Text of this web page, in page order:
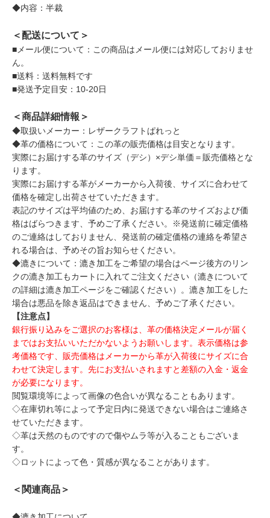
◆内容：半裁
＜配送について＞
■メール便について：この商品はメール便には対応しておりませ
ん。
■送料：送料無料です
■発送予定目安：10-20日
＜商品詳細情報＞
◆取扱いメーカー：レザークラフトぱれっと
◆革の価格について：この革の販売価格は目安となります。
実際にお届けする革のサイズ（デシ）×デシ単価＝販売価格とな
ります。
実際にお届けする革がメーカーから入荷後、サイズに合わせて
価格を確定し出荷させていただきます。
表記のサイズは平均値のため、お届けする革のサイズおよび価
格はばらつきます、予めご了承ください。※発送前に確定価格
のご連絡はしておりません、発送前の確定価格の連絡を希望さ
れる場合は、予めその旨お知らせください。
◆漉きについて：漉き加工をご希望の場合はページ後方のリン
クの漉き加工もカートに入れてご注文ください（漉きについて
の詳細は漉き加工ページをご確認ください）。漉き加工をした
場合は悪品を除き返品はできません、予めご了承ください。
【注意点】
銀行振り込みをご選択のお客様は、革の価格決定メールが届く
まではお支払いいただかないようお願いします。表示価格は参
考価格です、販売価格はメーカーから革が入荷後にサイズに合
わせて決定します。先にお支払いされますと差額の入金・返金
が必要になります。
閲覧環境等によって画像の色合いが異なることもあります。
◇在庫切れ等によって予定日内に発送できない場合はご連絡さ
せていただきます。
◇革は天然のものですので傷やムラ等が入ることもございま
す。
◇ロットによって色・質感が異なることがあります。
＜関連商品＞